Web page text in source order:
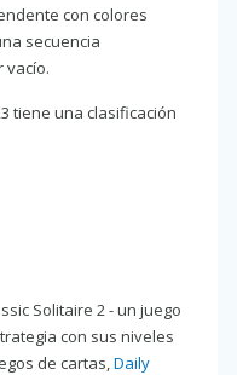
con colores
secuencia
vacío.
tiene una clasificación
Solitaire 2 - un juego
con sus niveles
de cartas, Daily